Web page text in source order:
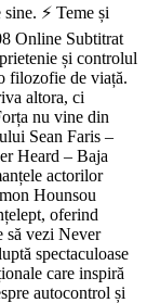
⚡ Teme și
Online Subtitrat
și controlul
filozofie de viață.
altora, ci
nu vine din
Sean Faris –
Heard – Baja
actorilor
Hounsou
oferind
să vezi Never
spectaculoase
care inspiră
autocontrol și